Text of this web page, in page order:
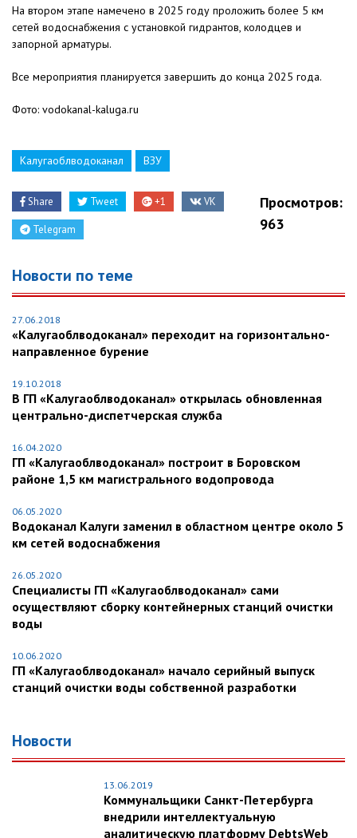
На втором этапе намечено в 2025 году проложить более 5 км
сетей водоснабжения с установкой гидрантов, колодцев и
запорной арматуры.
Все мероприятия планируется завершить до конца 2025 года.
Фото: vodokanal-kaluga.ru
Калугаоблводоканал ВЗУ
Share Tweet +1 VK
Telegram
Просмотров:
963
Новости по теме
27.06.2018
«Калугаоблводоканал» переходит на горизонтально-
направленное бурение
19.10.2018
В ГП «Калугаоблводоканал» открылась обновленная
центрально-диспетчерская служба
16.04.2020
ГП «Калугаоблводоканал» построит в Боровском
районе 1,5 км магистрального водопровода
06.05.2020
Водоканал Калуги заменил в областном центре около 5
км сетей водоснабжения
26.05.2020
Специалисты ГП «Калугаоблводоканал» сами
осуществляют сборку контейнерных станций очистки
воды
10.06.2020
ГП «Калугаоблводоканал» начало серийный выпуск
станций очистки воды собственной разработки
Новости
13.06.2019
Коммунальщики Санкт-Петербурга
внедрили интеллектуальную
аналитическую платформу DebtsWeb